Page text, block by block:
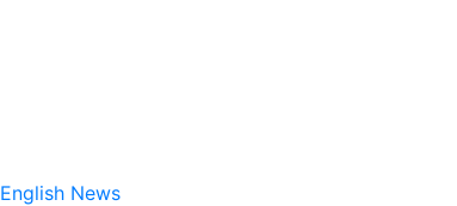
English News